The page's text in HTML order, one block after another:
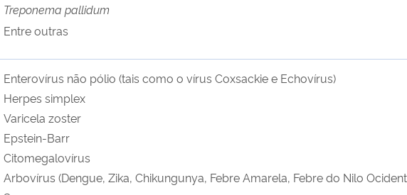
Treponema pallidum
Entre outras
Enterovírus não pólio (tais como o vírus Coxsackie e Echovírus)
Herpes simplex
Varicela zoster
Epstein-Barr
Citomegalovírus
Arbovírus (Dengue, Zika, Chikungunya, Febre Amarela, Febre do Nilo